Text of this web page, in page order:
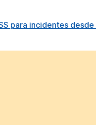
para incidentes desde